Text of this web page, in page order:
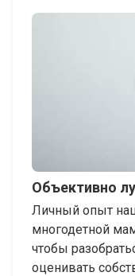
Объективно
Личный опыт
многодетной
чтобы
оценивать